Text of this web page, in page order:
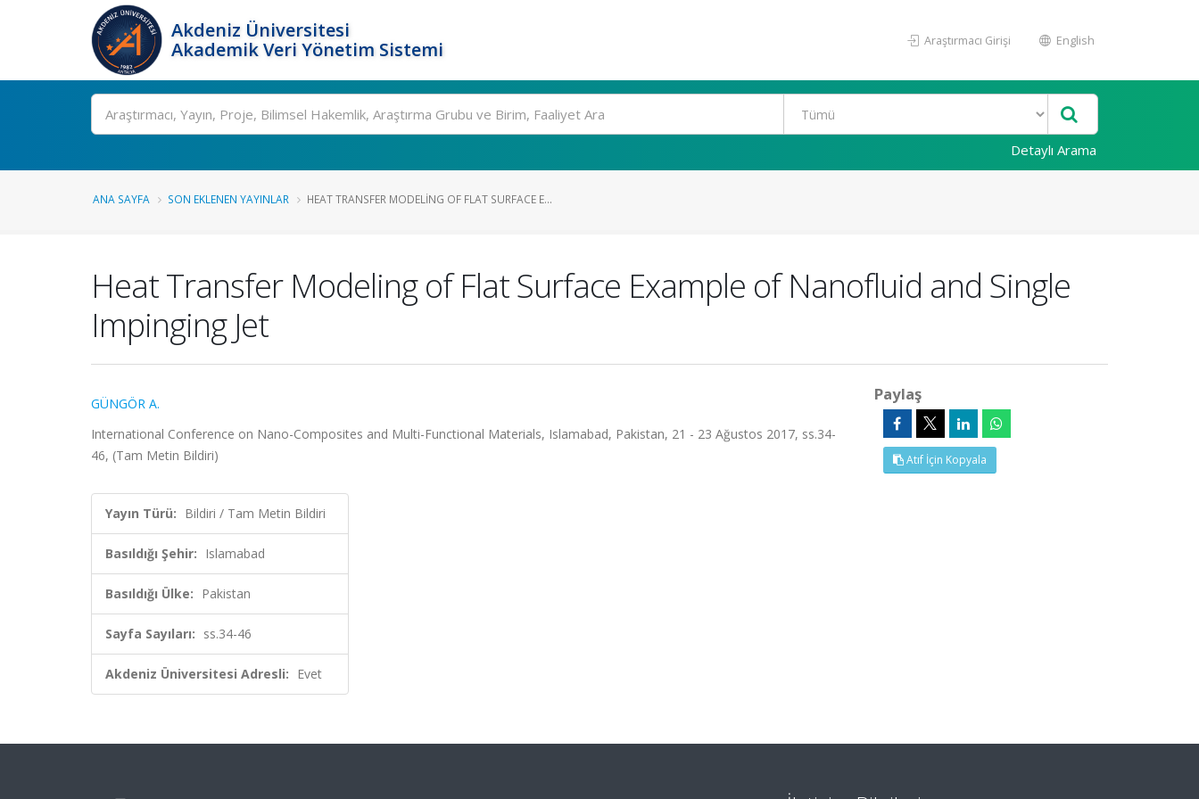
Akdeniz Üniversitesi
Akademik Veri Yönetim Sistemi
Araştırmacı Girişi English
Ara
Detaylı Arama
ANA SAYFA SON EKLENEN YAYINLAR HEAT TRANSFER MODELING OF FLAT SURFACE E...
Heat Transfer Modeling of Flat Surface Example of Nanofluid and Single
Impinging Jet
GÜNGÖR A.
International Conference on Nano-Composites and Multi-Functional Materials, Islamabad, Pakistan, 21 - 23 Ağustos 2017, ss.34-
46, (Tam Metin Bildiri)
Yayın Türü: Bildiri / Tam Metin Bildiri
Basıldığı Şehir: Islamabad
Basıldığı Ülke: Pakistan
Sayfa Sayıları: ss.34-46
Akdeniz Üniversitesi Adresli: Evet
Paylaş
Atıf İçin Kopyala